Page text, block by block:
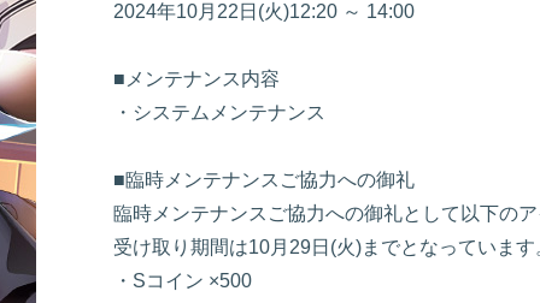
2024年10月22日(火)12:20 ～ 14:00
■メンテナンス内容
・システムメンテナンス
■臨時メンテナンスご協力への御礼
臨時メンテナンスご協力への御礼として以下の
受け取り期間は10月29日(火)までとなっています
・Sコイン ×500